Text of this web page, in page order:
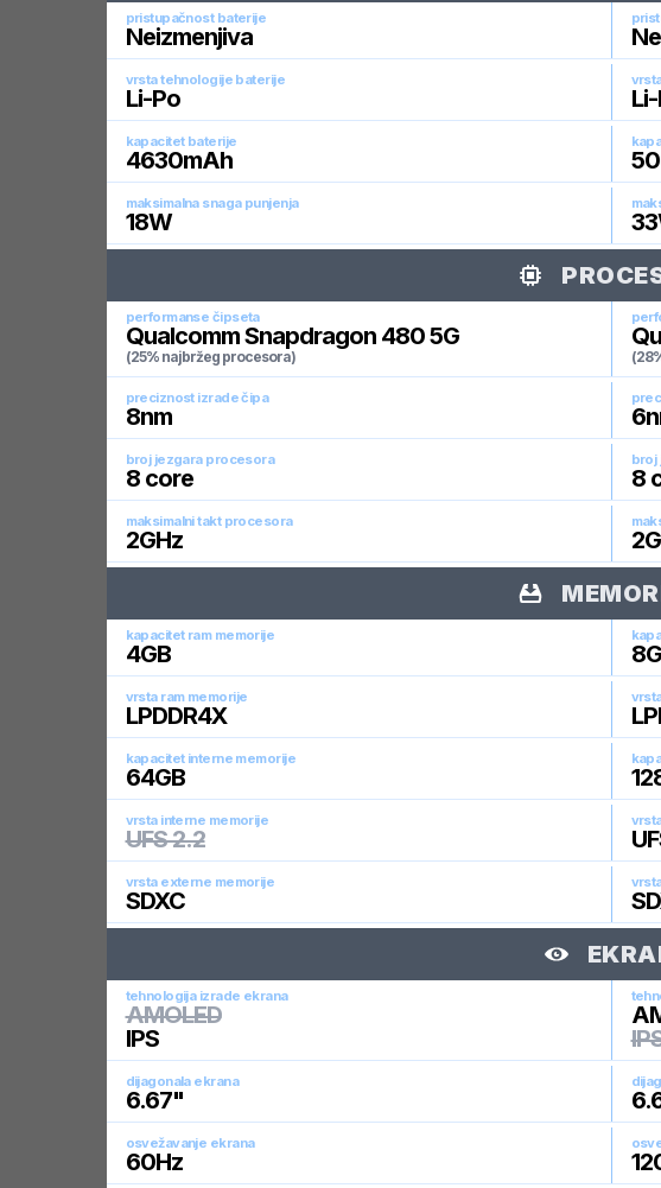
pristupačnost baterije
Neizmenjiva
vrsta tehnologije baterije
Li-Po
kapacitet baterije
4630mAh
maksimalna snaga punjenja
18W 33
performanse čipseta
Qualcomm Snapdragon 480 5G
(25% najbržeg procesora)
preciznost izrade čipa
8nm 6
broj jezgara procesora
8core
broj
8
maksimalni takt procesora
2GHz 2
kapacitet ram memorije
4GB 8
vrsta ram memorije
LPDDR4X
kapacitet interne memorije
64GB
vrsta interne memorije
UFS 2.2
vrsta externe memorije
SDXC
tehnologija izrade ekrana
AMOLED
IPS
dijagonala ekrana
6.67"
osvežavanje ekrana
60Hz